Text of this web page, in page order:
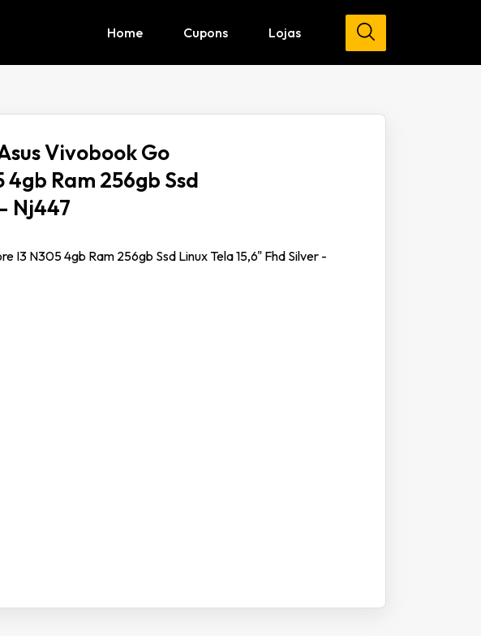
Home Cupons Lojas
Vivobook Go
Ram 256gb Ssd
Nj447
I3 N305 4gb Ram 256gb Ssd Linux Tela 15,6" Fhd Silver -